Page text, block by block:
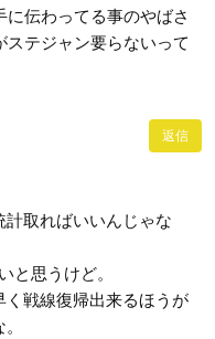
伝わってる事のやばさ
テジャン要らないって
返信
計取ればいいんじゃな
と思うけど。
戦線復帰出来るほうが